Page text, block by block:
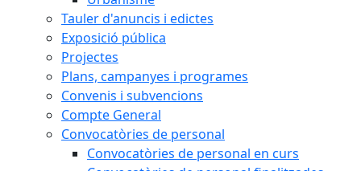
Tauler d'anuncis i edictes
Exposició pública
Projectes
Plans, campanyes i programes
Convenis i subvencions
Compte General
Convocatòries de personal
Convocatòries de personal en curs